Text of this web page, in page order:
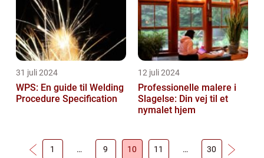
31 juli 2024
WPS: En guide til Welding
Procedure Specification
12 juli 2024
Professionelle malere i
Slagelse: Din vej til et
nymalet hjem
1 … 9 10 11 … 30